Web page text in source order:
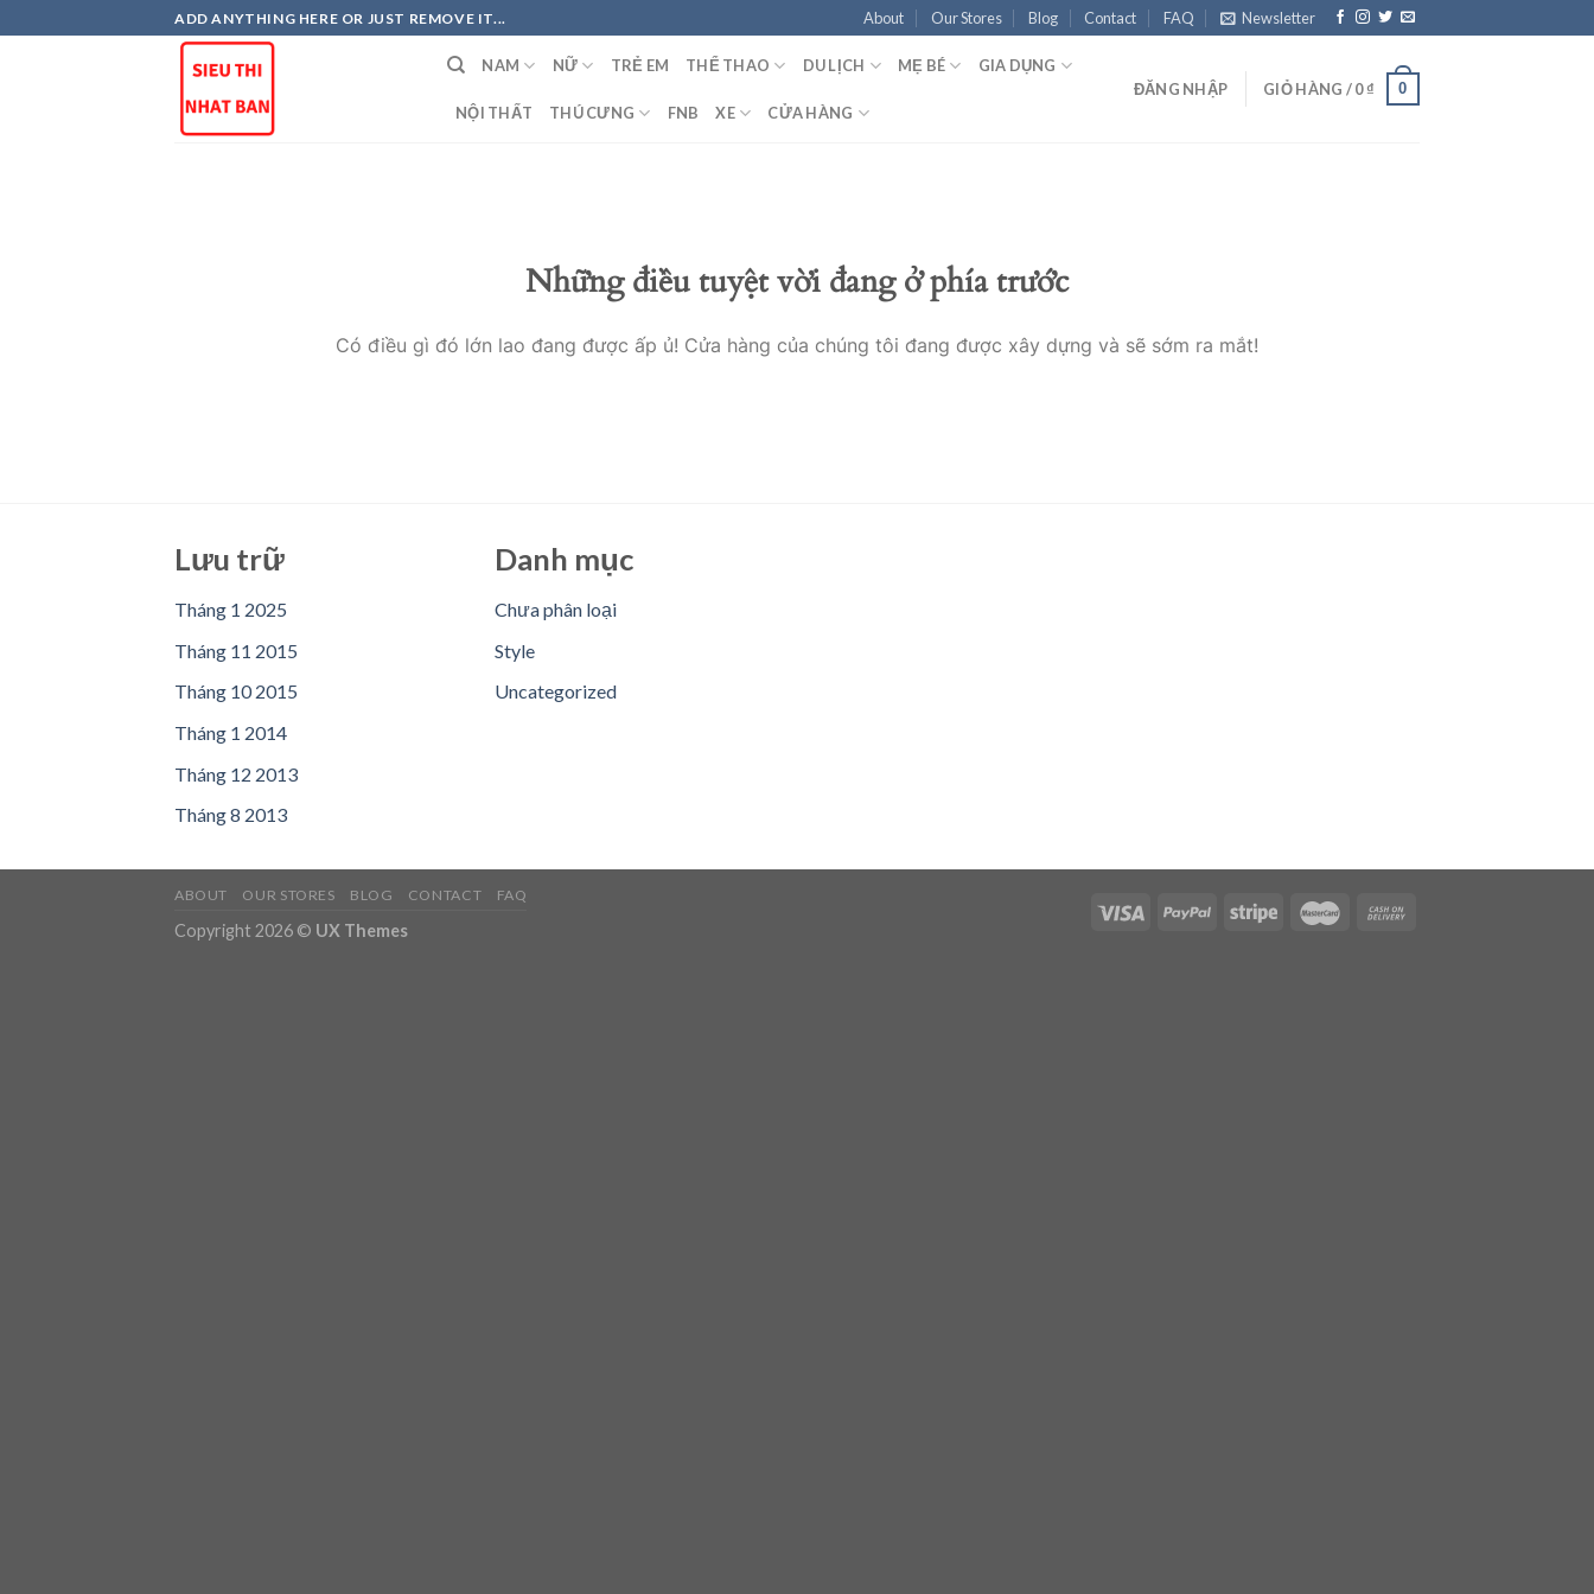
to
ADD ANYTHING HERE OR JUST REMOVE IT... About Our Stores Blog Contact FAQ Newsletter
NAM NỮ TRẺ EM THỂ THAO DU LỊCH MẸ BÉ GIA DỤNG
NỘI THẤT THÚ CƯNG FNB XE CỬA HÀNG
ĐĂNG NHẬP GIỎ HÀNG /0₫ 0
Những điều tuyệt vời đang ở phía trước
Có điều gì đó lớn lao đang được ấp ủ! Cửa hàng của chúng tôi đang được xây dựng và sẽ sớm ra mắt!
Lưu trữ
Tháng 1 2025
Tháng 11 2015
Tháng 10 2015
Tháng 1 2014
Tháng 12 2013
Tháng 8 2013
Danh mục
Chưa phân loại
Style
Uncategorized
ABOUT OUR STORES BLOG CONTACT FAQ
Copyright 2026 © UX Themes